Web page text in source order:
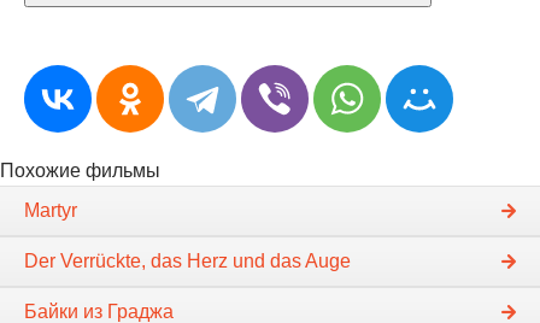
Похожие фильмы
Martyr
Der Verrückte, das Herz und das Auge
Байки из Граджа